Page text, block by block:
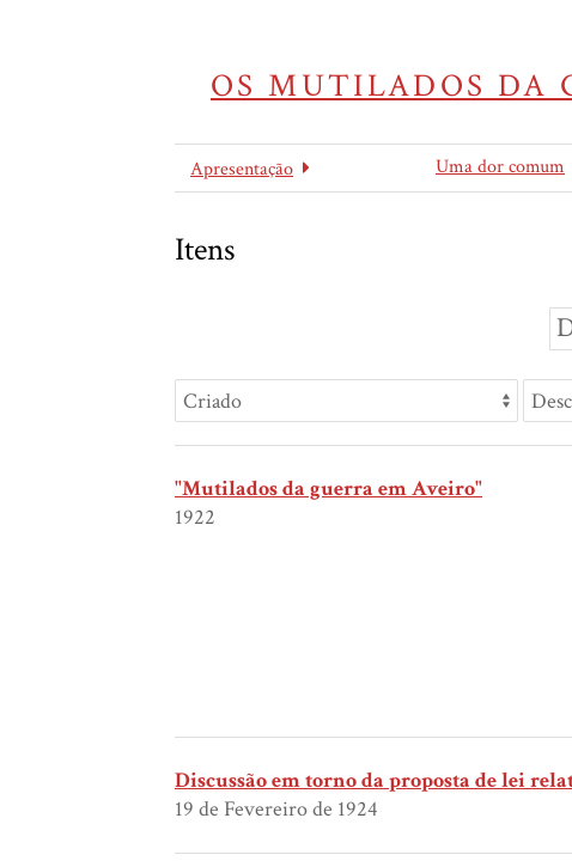
OS MUTILADOS DA
Apresentação Uma dor comum
Itens
"Mutilados da guerra em Aveiro"
1922
Discussão em torno da proposta de lei
19 de Fevereiro de 1924